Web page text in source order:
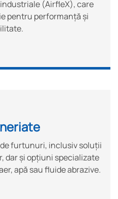
(AirfleX), care
pentru performanță și
furtunuri, inclusiv soluții
dar și opțiuni specializate
apă sau fluide abrazive.